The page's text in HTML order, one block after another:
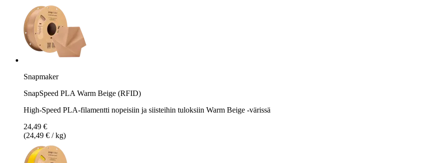
Snapmaker
SnapSpeed PLA Warm Beige (RFID)
High-Speed PLA-filamentti nopeisiin ja siisteihin tuloksiin Warm Beige -värissä
24,49 €
(24,49 € / kg)